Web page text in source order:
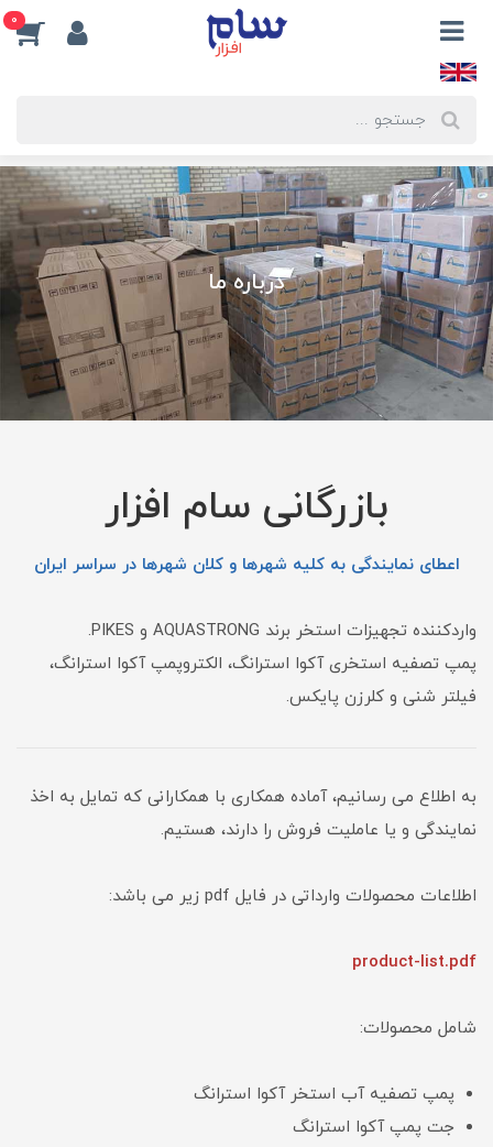
0
درباره ما
بازرگانی سام افزار
اعطای نمایندگی به کلیه شهرها و کلان شهرها در سراسر ایران
واردکننده تجهیزات استخر برند AQUASTRONG و PIKES.
پمپ تصفیه استخری آکوا استرانگ، الکتروپمپ آکوا استرانگ،
فیلتر شنی و کلرزن پایکس.
به اطلاع می رسانیم، آماده همکاری با همکارانی که تمایل به اخذ
نمایندگی و یا عاملیت فروش را دارند، هستیم.
اطلاعات محصولات وارداتی در فایل pdf زیر می باشد:
product-list.pdf
شامل محصولات:
پمپ تصفیه آب استخر آکوا استرانگ
جت پمپ آکوا استرانگ